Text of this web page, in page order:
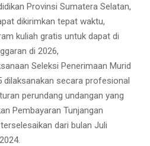
Provinsi Sumatera Selatan,
dikirimkan tepat waktu,
kuliah gratis untuk dapat di
di 2026,
Seleksi Penerimaan Murid
dilaksanakan secara profesional
perundang undangan yang
Pembayaran Tunjangan
dari bulan Juli